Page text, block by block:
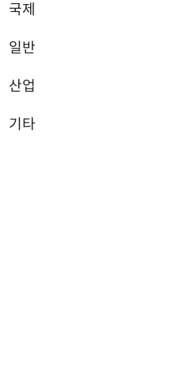
국제
일반
산업
기타